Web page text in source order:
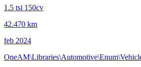
1.5 tsi 150cv
42.470 km
feb 2024